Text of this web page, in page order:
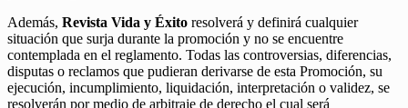
Además, Revista Vida y Éxito resolverá y definirá cualquier
situación que surja durante la promoción y no se encuentre
contemplada en el reglamento. Todas las controversias, diferencias,
disputas o reclamos que pudieran derivarse de esta Promoción, su
ejecución, incumplimiento, liquidación, interpretación o validez, se
resolverán por medio de arbitraje de derecho el cual será